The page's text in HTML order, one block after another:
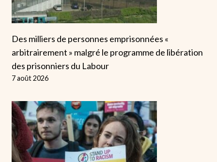
Des milliers de personnes emprisonnées «
arbitrairement » malgré le programme de libération
des prisonniers du Labour
7 août 2026